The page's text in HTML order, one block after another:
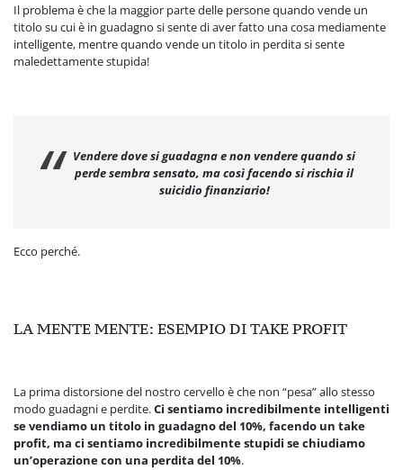
Il problema è che la maggior parte delle persone quando vende un
titolo su cui è in guadagno si sente di aver fatto una cosa mediamente
intelligente, mentre quando vende un titolo in perdita si sente
maledettamente stupida!
Vendere dove si guadagna e non vendere quando si
perde sembra sensato, ma così facendo si rischia il
suicidio finanziario!
Ecco perché.
LA MENTE MENTE: ESEMPIO DI TAKE PROFIT
La prima distorsione del nostro cervello è che non “pesa” allo stesso
modo guadagni e perdite.Ci sentiamo incredibilmente intelligenti
se vendiamo un titolo in guadagno del 10%, facendo un take
profit, ma ci sentiamo incredibilmente stupidi se chiudiamo
un’operazione con una perdita del 10%.